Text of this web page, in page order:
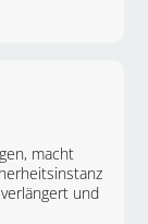
macht
und